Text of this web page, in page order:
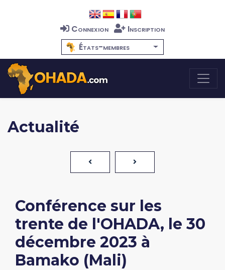
Connexion
Inscription
États-membres
Actualité
Conférence sur les
trente de l'OHADA, le 30
décembre 2023 à
Bamako (Mali)